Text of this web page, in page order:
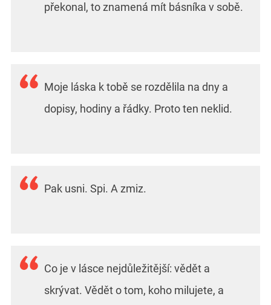
překonal, to znamená mít básníka v sobě.
Moje láska k tobě se rozdělila na dny a
dopisy, hodiny a řádky. Proto ten neklid.
Pak usni. Spi. A zmiz.
Co je v lásce nejdůležitější: vědět a
skrývat. Vědět o tom, koho milujete, a